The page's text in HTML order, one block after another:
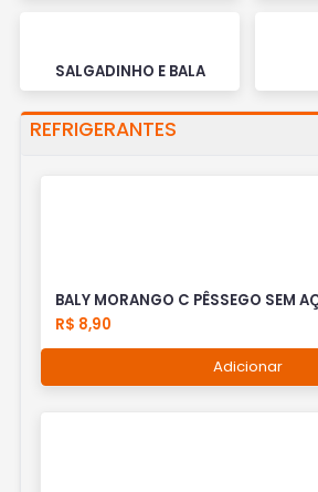
SALGADINHO E BALA
REFRIGERANTES
BALY MORANGO C PÊSSEGO SEM
R$ 8,90
Adicionar